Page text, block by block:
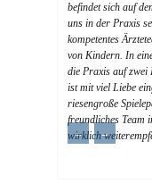
befindet sich auf
uns in der Praxis
kompetentes
von Kindern. In
die Praxis auf zwei
ist mit viel Liebe
riesengroße
freundliches Team
wirklich
← →